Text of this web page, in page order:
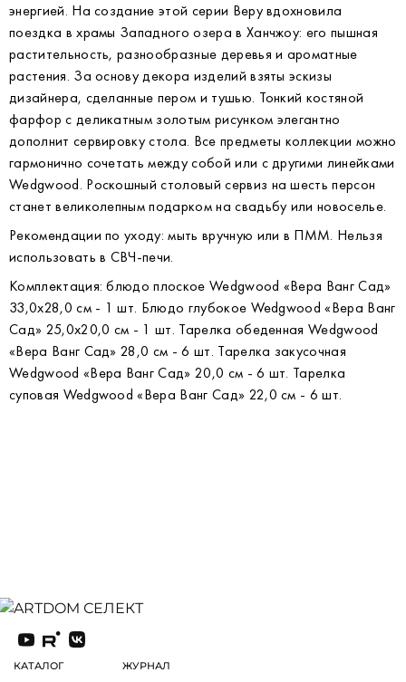
энергией. На создание этой серии Веру вдохновила
поездка в храмы Западного озера в Ханчжоу: его пышная
растительность, разнообразные деревья и ароматные
растения. За основу декора изделий взяты эскизы
дизайнера, сделанные пером и тушью. Тонкий костяной
фарфор с деликатным золотым рисунком элегантно
дополнит сервировку стола. Все предметы коллекции можно
гармонично сочетать между собой или с другими линейками
Wedgwood. Роскошный столовый сервиз на шесть персон
станет великолепным подарком на свадьбу или новоселье.
Рекомендации по уходу: мыть вручную или в ПММ. Нельзя
использовать в СВЧ-печи.
Комплектация: блюдо плоское Wedgwood «Вера Ванг Сад»
33,0x28,0 см - 1 шт. Блюдо глубокое Wedgwood «Вера Ванг
Сад» 25,0x20,0 см - 1 шт. Тарелка обеденная Wedgwood
«Вера Ванг Сад» 28,0 см - 6 шт. Тарелка закусочная
Wedgwood «Вера Ванг Сад» 20,0 см - 6 шт. Тарелка
суповая Wedgwood «Вера Ванг Сад» 22,0 см - 6 шт.
КАТАЛОГ
ЖУРНАЛ